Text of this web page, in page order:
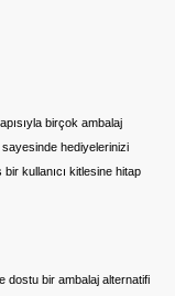
birçok ambalaj
sayesinde hediyelerinizi
kullanıcı kitlesine hitap
dostu bir ambalaj alternatifi